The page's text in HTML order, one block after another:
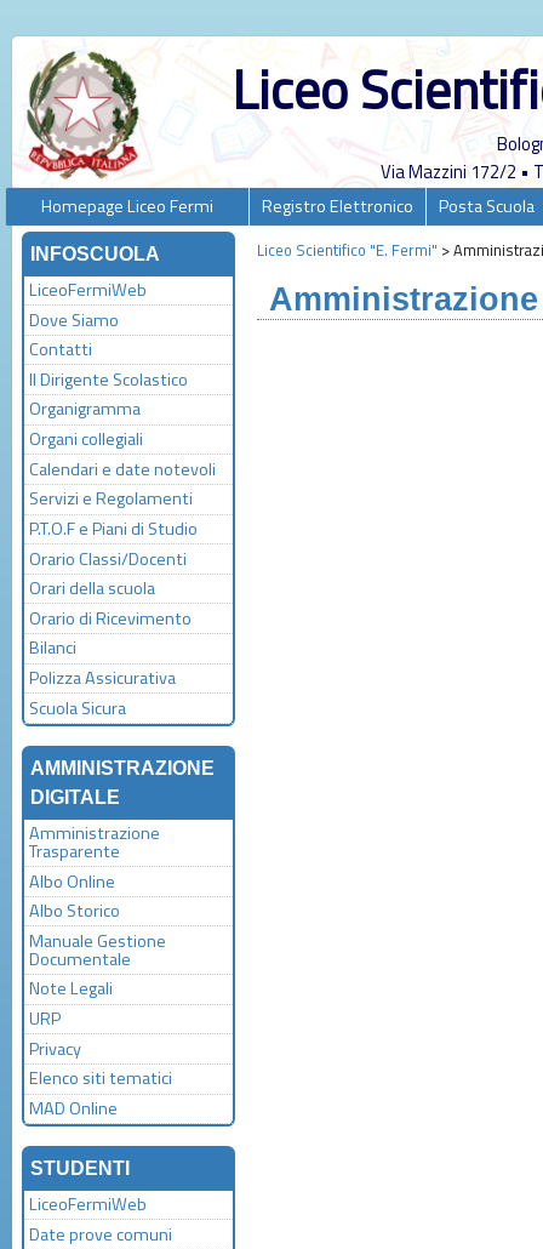
Liceo
Via Mazzini 172/2 •
Homepage Liceo Fermi Registro Elettronico Posta Scuola
INFOSCUOLA
LiceoFermiWeb
Dove Siamo
Contatti
Il Dirigente Scolastico
Organigramma
Organi collegiali
Calendari e date notevoli
Servizi e Regolamenti
P.T.O.F e Piani di Studio
Orario Classi/Docenti
Orari della scuola
Orario di Ricevimento
Bilanci
Polizza Assicurativa
Scuola Sicura
AMMINISTRAZIONE
DIGITALE
Amministrazione
Trasparente
Albo Online
Albo Storico
Manuale Gestione
Documentale
Note Legali
URP
Privacy
Elenco siti tematici
MAD Online
STUDENTI
LiceoFermiWeb
Date prove comuni
Liceo Scientifico "E. Fermi" >